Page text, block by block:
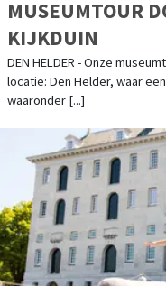
MUSEUMTOUR
KIJKDUIN
DEN HELDER - Onze
locatie: Den Helder, waar
waaronder [...]